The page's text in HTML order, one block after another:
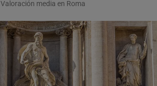
Valoración media en Roma